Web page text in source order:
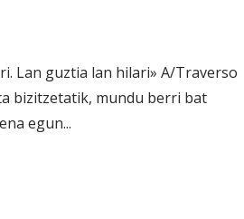
Lan guztia lan hilari» A/Traverso
bizitzetatik, mundu berri bat
egun...